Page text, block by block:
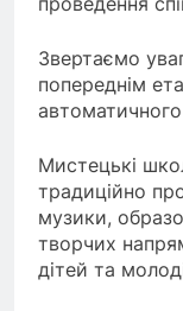
Звертаємо
попереднім
Мистецькі
традиційно
музики,
творчих
дітей та